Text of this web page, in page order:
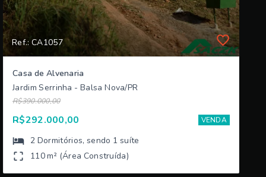
Ref.: CA1057
Casa de Alvenaria
Jardim Serrinha - Balsa Nova/PR
R$390.000,00
R$292.000,00 VENDA
2 Dormitórios, sendo 1 suíte
110 m² (Área Construída)